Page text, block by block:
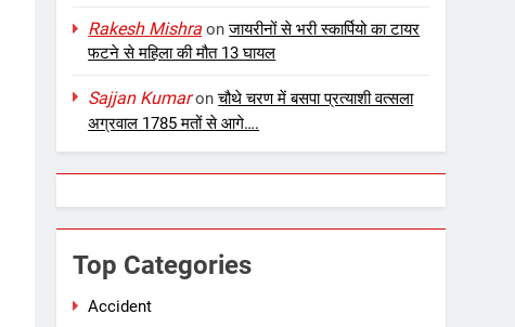
Rakesh Mishra onजायरीनों से भरी स्कार्पियो का टायर
फटने से महिला की मौत 13 घायल
Sajjan Kumaronचौथे चरण में बसपा प्रत्याशी वत्सला
अग्रवाल 1785 मतों से आगे….
Top Categories
Accident